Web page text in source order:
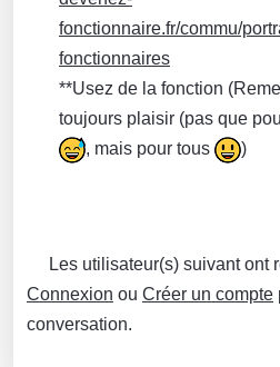
fonctionnaire.fr/commu/
fonctionnaires
**Usez de la fonction
toujours plaisir (pas que
, mais pour tous
)
Les utilisateur(s) suivant ont
Connexion ou Créer un compte
conversation.